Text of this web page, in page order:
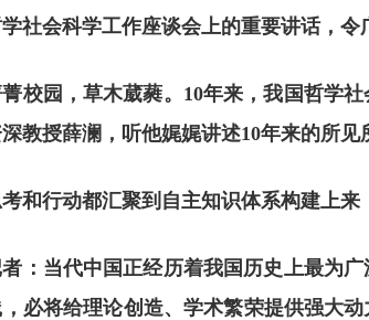
社会科学工作座谈会上的重要讲话，令
校园，草木葳蕤。10年来，我国哲学
教授薛澜，听他娓娓讲述10年来的所见
和行动都汇聚到自主知识体系构建上来
：当代中国正经历着我国历史上最为
必将给理论创造、学术繁荣提供强大